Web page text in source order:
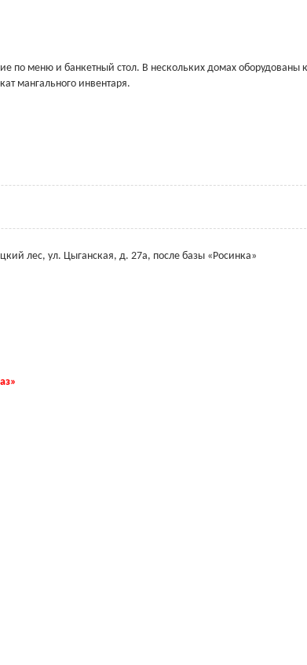
по меню и банкетный стол. В нескольких домах оборудованы
мангального инвентаря.
лес, ул. Цыганская, д. 27а, после базы «Росинка»